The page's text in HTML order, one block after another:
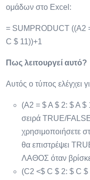
ομάδων στο Excel:
= SUMPRODUCT ((A2
C $ 11))+1
Πως λειτουργεί αυτό?
Αυτός ο τύπος ελέγχει
(A2 = $ A $ 2: $ A $
σειρά TRUE/
χρησιμοποιήσετε
θα επιστρέψει
ΛΑΘΟΣ όταν
(C2 <$ C $ 2: $ C $